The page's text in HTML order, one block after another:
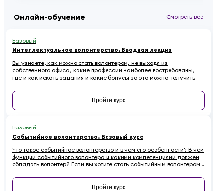
Онлайн-обучение Смотреть все
Базовый
Интеллектуальное волонтерство. Вводная лекция
Вы узнаете, как можно стать волонтером, не выходя из
собственного офиса, какие профессии наиболее востребованы,
где и как искать задания и какие бонусы за это можно получить
Пройти курс
Базовый
Событийное волонтерство. Базовый курс
Что такое событийное волонтерство и в чем его особенности? В чем
функции событийного волонтера и какими компетенциями должен
обладать волонтер? Если вы хотите стать событийным волонтером,
Пройти курс